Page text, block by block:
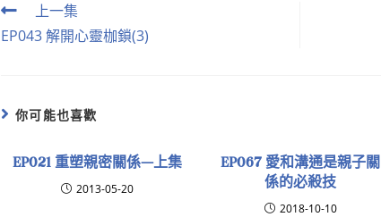
上一集
EP043 解開心靈枷鎖(3)
你可能也喜歡
EP021 重塑親密關係—上集
2013-05-20
EP067 愛和溝通是親子關
係的必殺技
2018-10-10